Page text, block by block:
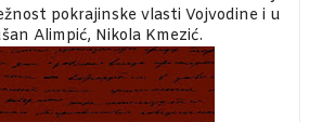
pokrajinske vlasti Vojvodine i u
Alimpić, Nikola Kmezić.